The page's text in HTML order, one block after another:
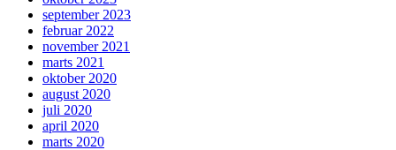
september 2023
februar 2022
november 2021
marts 2021
oktober 2020
august 2020
juli 2020
april 2020
marts 2020